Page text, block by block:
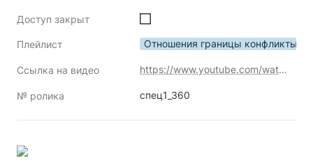
Доступ закрыт
Плейлист Отношения границы конфликты
Ссылка на видео https://www.youtube.com/watch?v=EfFGNtyOWnI
№ ролика спец1_360